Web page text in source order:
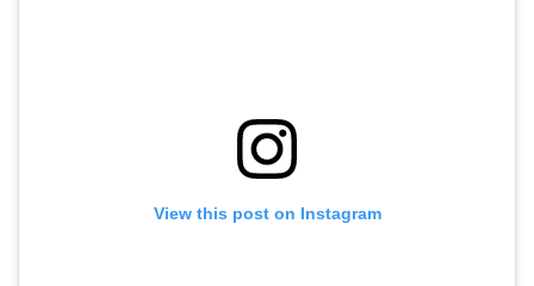
View this post on Instagram